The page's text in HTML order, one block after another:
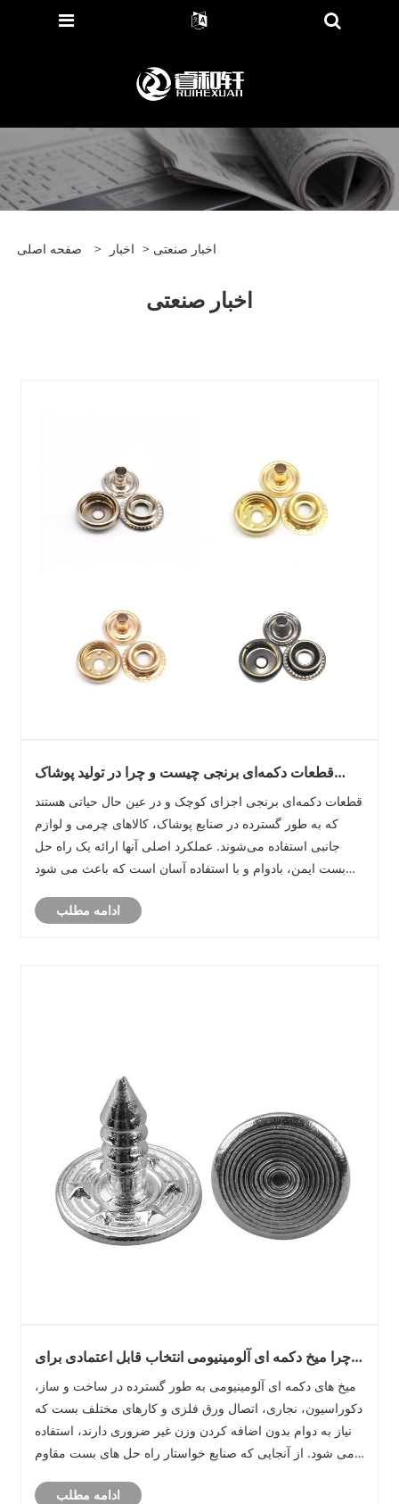
صفحه اصلی > اخبار > اخبار صنعتی
اخبار صنعتی
قطعات دکمه‌ای برنجی چیست و چرا در تولید پوشاک
قطعات دکمه‌ای برنجی اجزای کوچک و در عین حال حیاتی هستند
که به طور گسترده در صنایع پوشاک، کالاهای چرمی و لوازم
جانبی استفاده می‌شوند. عملکرد اصلی آنها ارائه یک راه حل
بست ایمن، بادوام و با استفاده آسان است که باعث می شود
ادامه مطلب
چرا میخ دکمه ای آلومینیومی انتخاب قابل اعتمادی برای
ساخت و ساز مدرن است؟
میخ های دکمه ای آلومینیومی به طور گسترده در ساخت و ساز،
دکوراسیون، نجاری، اتصال ورق فلزی و کارهای مختلف بست که
نیاز به دوام بدون اضافه کردن وزن غیر ضروری دارند، استفاده
می شود. از آنجایی که صنایع خواستار راه حل های بست مقاوم
ادامه مطلب